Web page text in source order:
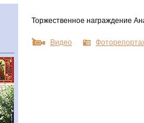
Торжественное награждение
Видео